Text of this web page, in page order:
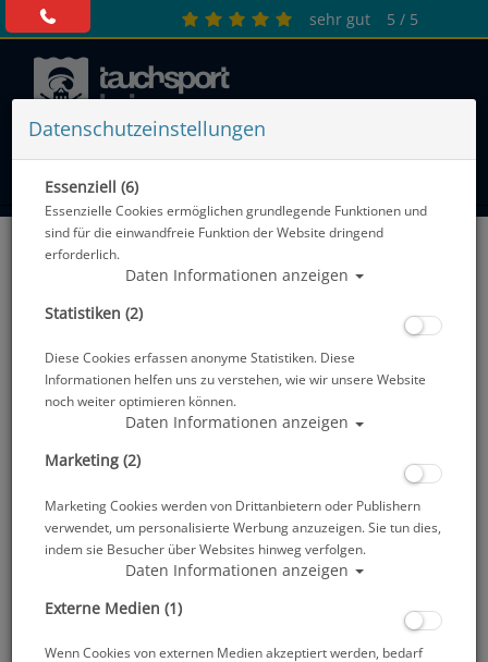
sehr gut 5 / 5
Shark Skin
SALE
Chillproof - kurze Hose -
Herren - Restposten #
Chillproof - kurze Hose -
Herren - Restposten #
97,95 €
Datenschutzeinstellungen
Essenziell (6)
Essenzielle Cookies ermöglichen grundlegende Funktionen und
sind für die einwandfreie Funktion der Website dringend
erforderlich.
Daten Informationen anzeigen
Statistiken (2)
Diese Cookies erfassen anonyme Statistiken. Diese
Informationen helfen uns zu verstehen, wie wir unsere Website
noch weiter optimieren können.
Daten Informationen anzeigen
Marketing (2)
Marketing Cookies werden von Drittanbietern oder Publishern
verwendet, um personalisierte Werbung anzuzeigen. Sie tun dies,
indem sie Besucher über Websites hinweg verfolgen.
Daten Informationen anzeigen
Externe Medien (1)
Wenn Cookies von externen Medien akzeptiert werden, bedarf